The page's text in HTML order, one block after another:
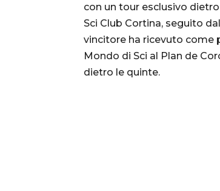
con un tour esclusivo
Sci Club Cortina, seguito
vincitore ha ricevuto come
Mondo di Sci al Plan de
dietro le quinte.